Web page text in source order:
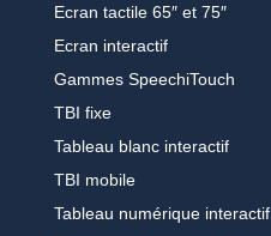
Ecran tactile 65″ et 75″
Ecran interactif
Gammes SpeechiTouch
TBI fixe
Tableau blanc interactif
TBI mobile
Tableau numérique interactif